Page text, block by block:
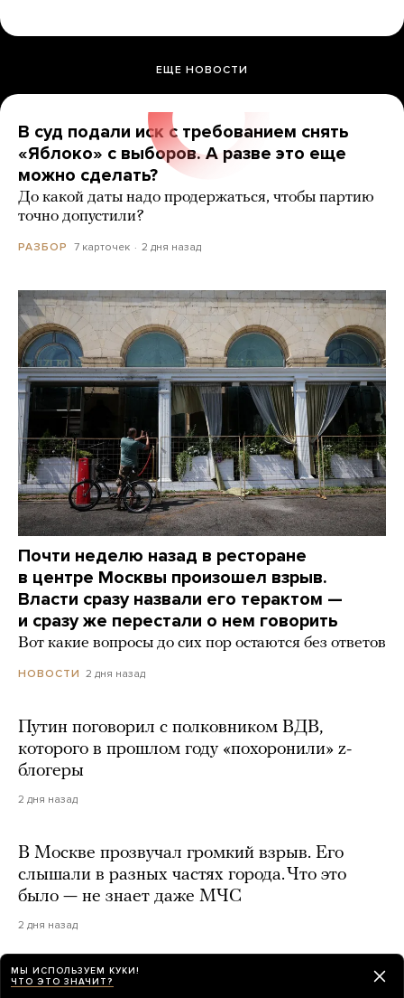
ЕЩЕ НОВОСТИ
В суд подали иск с требованием снять
«Яблоко» с выборов. А разве это еще
можно сделать?
До какой даты надо продержаться, чтобы партию
точно допустили?
РАЗБОР 7 карточек 2 дня назад
Почти неделю назад в ресторане
в центре Москвы произошел взрыв.
Власти сразу назвали его терактом —
и сразу же перестали о нем говорить
Вот какие вопросы до сих пор остаются без ответов
НОВОСТИ 2 дня назад
Путин поговорил с полковником ВДВ,
которого в прошлом году «похоронили» z-
блогеры
2 дня назад
В Москве прозвучал громкий взрыв. Его
слышали в разных частях города. Что это
было — не знает даже МЧС
2 дня назад
МЫ ИСПОЛЬЗУЕМ КУКИ!
ЧТО ЭТО ЗНАЧИТ?